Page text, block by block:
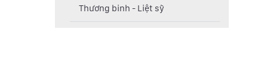
Thương binh - Liệt sỹ